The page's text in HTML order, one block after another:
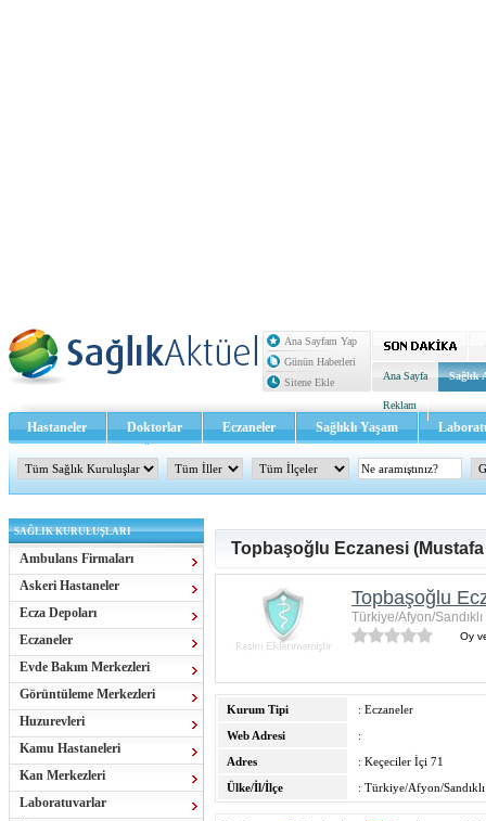
Ana Sayfam Yap
Günün Haberleri
Sitene Ekle
Ana Sayfa Sağlık
Reklam
Hastaneler Doktorlar Eczaneler Sağlıklı Yaşam
Sağlık TV - Video İletişim
SAĞLIK KURULUŞLARI
Ambulans Firmaları
Askeri Hastaneler
Ecza Depoları
Eczaneler
Evde Bakım Merkezleri
Görüntüleme Merkezleri
Huzurevleri
Kamu Hastaneleri
Kan Merkezleri
Laboratuvarlar
Topbaşoğlu Eczanesi
Topbaşoğlu
Türkiye/Afyon/Sandıklı
Oy
Kurum Tipi
: Eczaneler
Web Adresi
:
Adres
: Keçeciler İçi 71
Ülke/İl/İlçe
: Türkiye/Afyon/Sandıklı